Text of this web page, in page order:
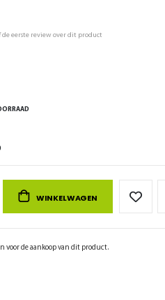
de eerste review over dit product
WINKELWAGEN
voor de aankoop van dit product.